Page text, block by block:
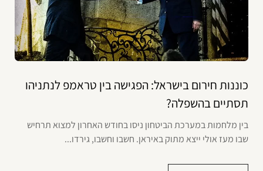
כוננות חירום בישראל: הפגישה בין טראמפ לנתניהו
תסתיים בהשפלה?
בין מלחמות במערכת הביטחון ניסו בחודש האחרון למצוא תרחיש
שבו מעז אולי ייצא מתוק באיראן. חשבו וחשבו, גירדו...